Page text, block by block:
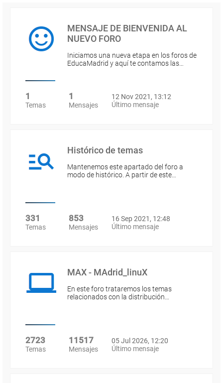
MENSAJE DE BIENVENIDA AL
NUEVO FORO
Iniciamos una nueva etapa en los foros de
EducaMadrid y aquí te contamos las…
1
Temas
1
Mensajes
12 Nov 2021, 13:12
Último mensaje
Histórico de temas
Mantenemos este apartado del foro a
modo de histórico. A partir de este…
331
Temas
853
Mensajes
16 Sep 2021, 12:48
Último mensaje
MAX - MAdrid_linuX
En este foro trataremos los temas
relacionados con la distribución…
2723
Temas
11517
Mensajes
05 Jul 2026, 12:20
Último mensaje